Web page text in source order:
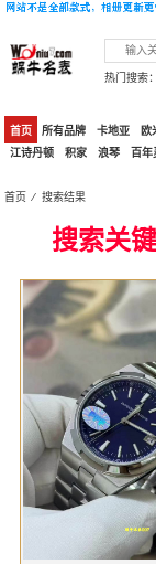
热门搜索：
首页 所有品牌 卡地亚 欧
江诗丹顿
积家 浪琴 百年
首页 ⁄ 搜索结果
搜索关